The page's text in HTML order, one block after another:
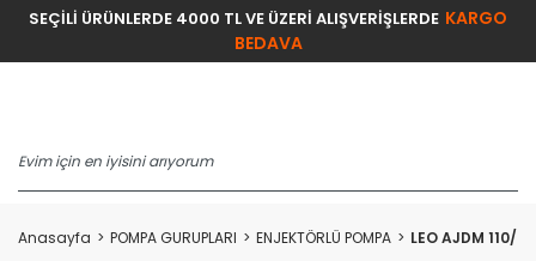
SEÇİLİ ÜRÜNLERDE 4000 TL VE ÜZERİ ALIŞVERİŞLERDE KARGO
BEDAVA
Anasayfa POMPA GURUPLARI ENJEKTÖRLÜ POMPA LEO AJDM 110/